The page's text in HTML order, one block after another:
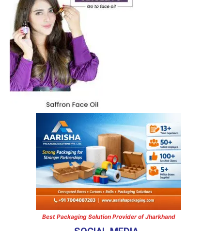
Best Packaging Solution Provider of Jharkhand